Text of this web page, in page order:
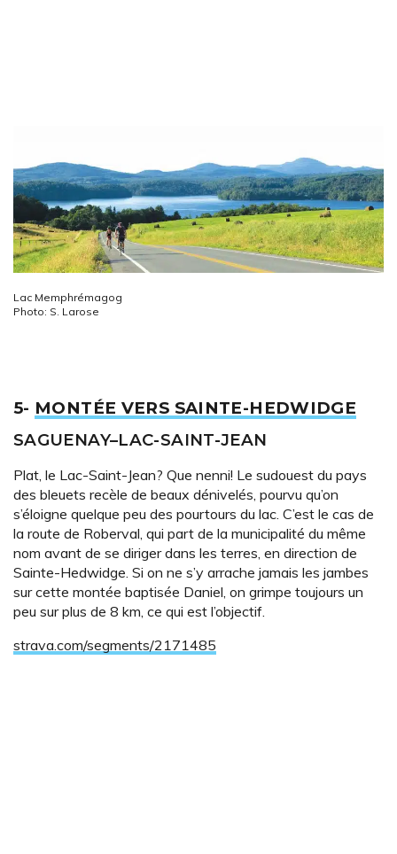
Lac Memphrémagog
Photo: S. Larose
5- MONTÉE VERS SAINTE-HEDWIDGE
SAGUENAY–LAC-SAINT-JEAN
Plat, le Lac-Saint-Jean? Que nenni! Le sudouest du pays
des bleuets recèle de beaux dénivelés, pourvu qu’on
s’éloigne quelque peu des pourtours du lac. C’est le cas de
la route de Roberval, qui part de la municipalité du même
nom avant de se diriger dans les terres, en direction de
Sainte-Hedwidge. Si on ne s’y arrache jamais les jambes
sur cette montée baptisée Daniel, on grimpe toujours un
peu sur plus de 8 km, ce qui est l’objectif.
strava.com/segments/2171485